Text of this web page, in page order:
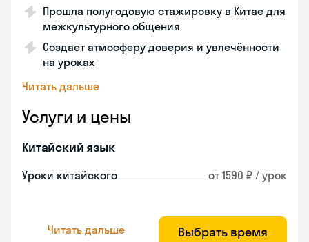
Прошла полугодовую стажировку в Китае для
межкультурного общения
Создает атмосферу доверия и увлечённости
на уроках
Читать дальше
Услуги и цены
Китайский язык
Уроки китайского от 1590 ₽ / урок
Читать дальше Выбрать время